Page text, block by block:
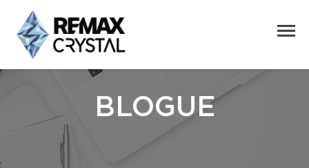
BLOGUE